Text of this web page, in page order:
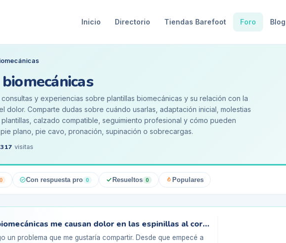
Inicio Directorio Tiendas Barefoot Foro Blog
y experiencias sobre plantillas biomecánicas y su relación con la
dolor. Comparte dudas sobre cuándo usarlas, adaptación inicial, molestias
calzado compatible, seguimiento profesional y cómo pueden
plano, pie cavo, pronación, supinación o sobrecargas.
317 visitas
0 Con respuesta pro 0 Resueltos 0 Populares
Mis plantillas biomecánicas me causan dolor en las espinillas al correr
un problema que me gustaría compartir. Desde que empecé a